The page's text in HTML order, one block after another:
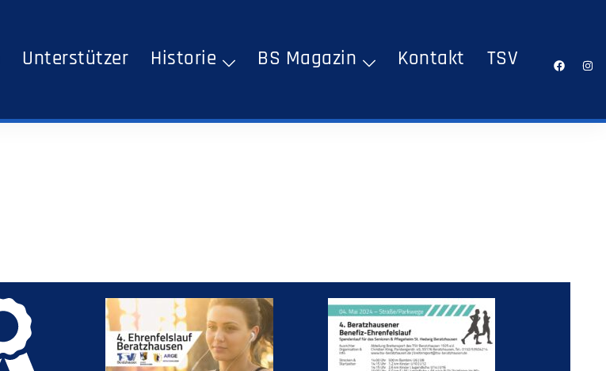
Unterstützer Historie BS Magazin Kontakt TSV